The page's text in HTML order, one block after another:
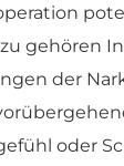
gehören
der
oder